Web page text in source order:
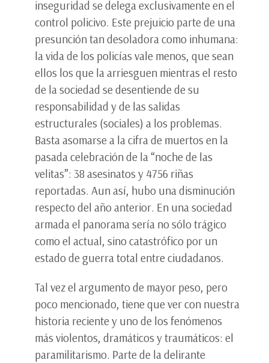
inseguridad se delega exclusivamente en el
control policivo. Este prejuicio parte de una
presunción tan desoladora como inhumana:
la vida de los policías vale menos, que sean
ellos los que la arriesguen mientras el resto
de la sociedad se desentiende de su
responsabilidad y de las salidas
estructurales (sociales) a los problemas.
Basta asomarse a la cifra de muertos en la
pasada celebración de la “noche de las
velitas”: 38 asesinatos y 4756 riñas
reportadas. Aun así, hubo una disminución
respecto del año anterior. En una sociedad
armada el panorama sería no sólo trágico
como el actual, sino catastrófico por un
estado de guerra total entre ciudadanos.
Tal vez el argumento de mayor peso, pero
poco mencionado, tiene que ver con nuestra
historia reciente y uno de los fenómenos
más violentos, dramáticos y traumáticos: el
paramilitarismo. Parte de la delirante